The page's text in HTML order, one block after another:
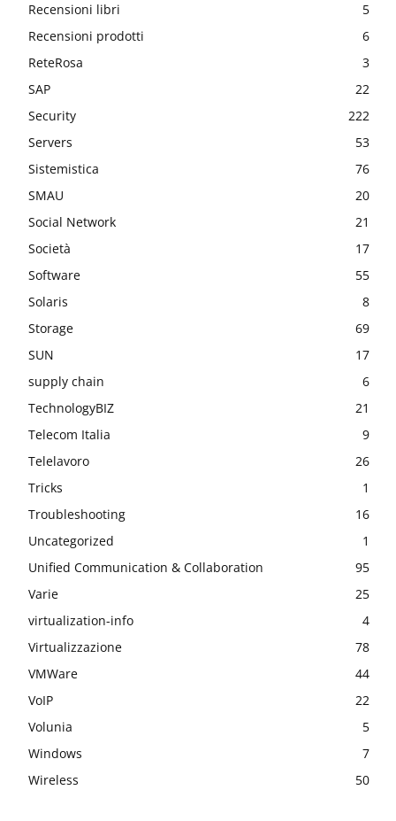
Recensioni libri
5
Recensioni prodotti
6
ReteRosa
3
SAP
22
Security
222
Servers
53
Sistemistica
76
SMAU
20
Social Network
21
Società
17
Software
55
Solaris
8
Storage
69
SUN
17
supply chain
6
TechnologyBIZ
21
Telecom Italia
9
Telelavoro
26
Tricks
1
Troubleshooting
16
Uncategorized
1
Unified Communication & Collaboration
95
Varie
25
virtualization-info
4
Virtualizzazione
78
VMWare
44
VoIP
22
Volunia
5
Windows
7
Wireless
50